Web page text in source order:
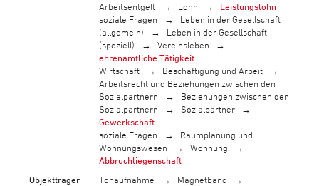
Arbeitsentgelt
Lohn
Leistungslohn
soziale Fragen
Leben in der Gesellschaft
(allgemein)
Leben in der Gesellschaft
(speziell)
Vereinsleben
ehrenamtliche Tätigkeit
Wirtschaft
Beschäftigung und Arbeit
Arbeitsrecht und Beziehungen zwischen den
Sozialpartnern
Beziehungen zwischen den
Sozialpartnern
Sozialpartner
Gewerkschaft
soziale Fragen
Raumplanung und
Wohnungswesen
Wohnung
Abbruchliegenschaft
Objektträger
Tonaufnahme
Magnetband